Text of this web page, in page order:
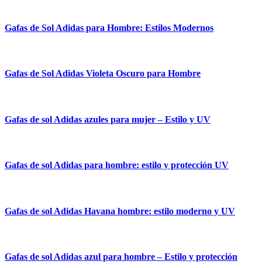
Gafas de Sol Adidas para Hombre: Estilos Modernos
Gafas de Sol Adidas Violeta Oscuro para Hombre
Gafas de sol Adidas azules para mujer – Estilo y UV
Gafas de sol Adidas para hombre: estilo y protección UV
Gafas de sol Adidas Havana hombre: estilo moderno y UV
Gafas de sol Adidas azul para hombre – Estilo y protección